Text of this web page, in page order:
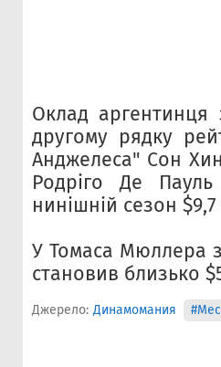
Оклад аргентинця
другому рядку
Анджелеса" Сон
Родріго Де
нинішній сезон
У Томаса Мюллера
становив близько
Джерело: Динамомания